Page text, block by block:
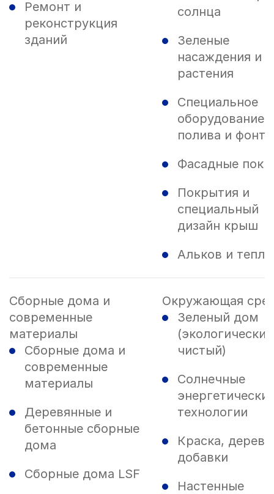
Ремонт и
реконструкция
зданий
солнца
Зеленые
насаждения и
растения
Специальное
оборудование
полива и
Фасадные
Покрытия и
специальный
дизайн крыш
Альков и
Сборные дома и
современные
материалы
Сборные дома и
современные
материалы
Деревянные и
бетонные сборные
дома
Сборные дома LSF
Окружающая
Зеленый дом
(экологически
чистый)
Солнечные
технологии
Краска,
добавки
Настенные